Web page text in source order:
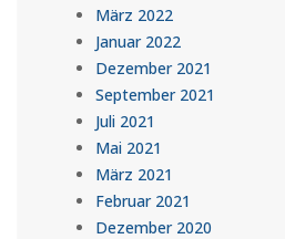
März 2022
Januar 2022
Dezember 2021
September 2021
Juli 2021
Mai 2021
März 2021
Februar 2021
Dezember 2020